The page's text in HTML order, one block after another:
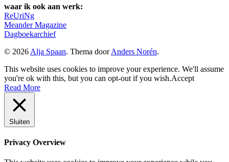
waar ik ook aan werk:
ReUriNg
Meander Magazine
Dagboekarchief
© 2026 Alja Spaan. Thema doorAnders Norén.
This website uses cookies to improve your experience. We'll assume
you're ok with this, but you can opt-out if you wish.Accept
Read More
Sluiten
Privacy Overview